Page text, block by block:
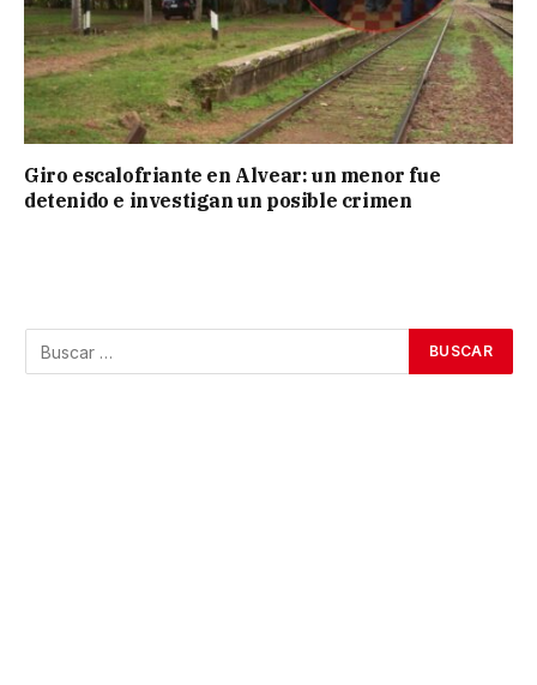
Giro escalofriante en Alvear: un menor fue
detenido e investigan un posible crimen